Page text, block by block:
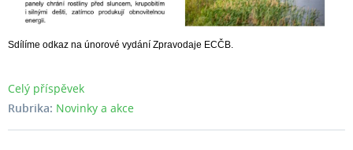
Sdílíme odkaz na únorové vydání Zpravodaje ECČB.
Celý příspěvek
Rubrika: Novinky a akce